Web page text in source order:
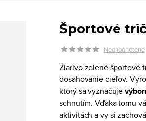
Športové
Neohodnotené
Žiarivo zelené športové
dosahovanie cieľov.
ktorý sa vyznačuje
schnutím. Vďaka tomu
aktivitách a vy si